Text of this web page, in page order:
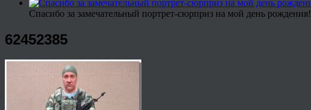
Спасибо за замечательный портрет-сюрприз на мой день рождения!
62452385